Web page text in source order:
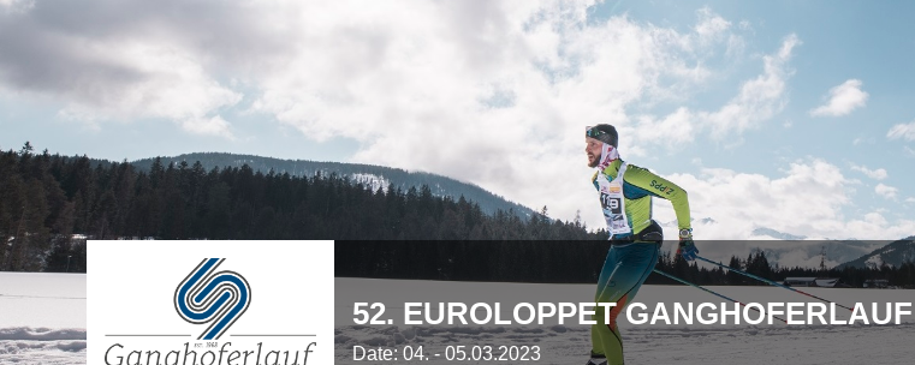
52. EUROLOPPET GANGHOFERLAUF
Date: 04. - 05.03.2023